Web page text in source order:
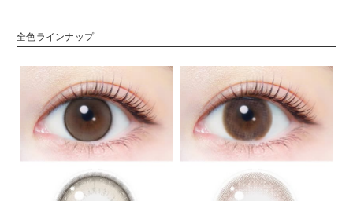
全色ラインナップ